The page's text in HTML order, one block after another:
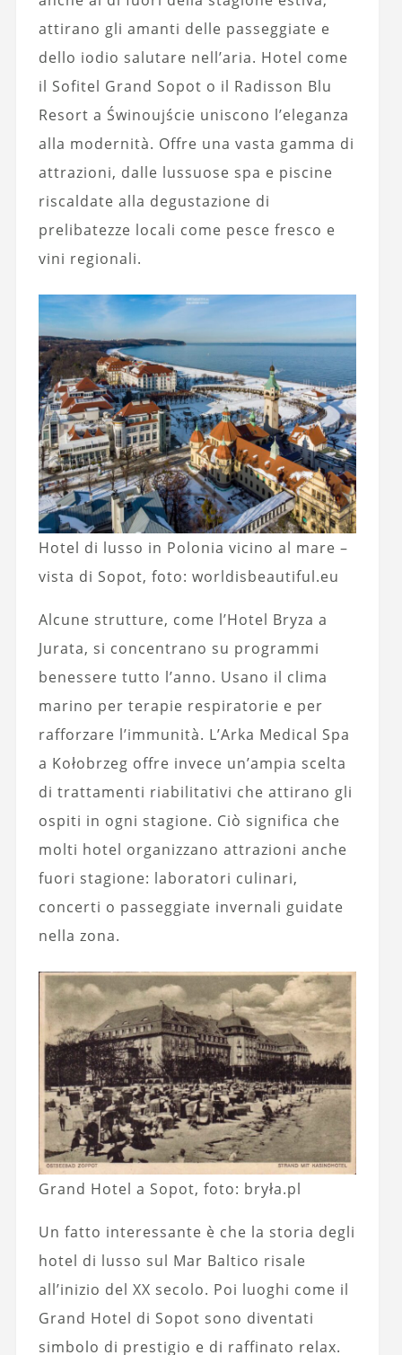
attirano gli amanti delle passeggiate e
dello iodio salutare nell’aria. Hotel come
il Sofitel Grand Sopot o il Radisson Blu
Resort a Świnoujście uniscono l’eleganza
alla modernità. Offre una vasta gamma di
attrazioni, dalle lussuose spa e piscine
riscaldate alla degustazione di
prelibatezze locali come pesce fresco e
vini regionali.
Hotel di lusso in Polonia vicino al mare –
vista di Sopot, foto: worldisbeautiful.eu
Alcune strutture, come l’Hotel Bryza a
Jurata, si concentrano su programmi
benessere tutto l’anno. Usano il clima
marino per terapie respiratorie e per
rafforzare l’immunità. L’Arka Medical Spa
a Kołobrzeg offre invece un’ampia scelta
di trattamenti riabilitativi che attirano gli
ospiti in ogni stagione. Ciò significa che
molti hotel organizzano attrazioni anche
fuori stagione: laboratori culinari,
concerti o passeggiate invernali guidate
nella zona.
Grand Hotel a Sopot, foto: bryła.pl
Un fatto interessante è che la storia degli
hotel di lusso sul Mar Baltico risale
all’inizio del XX secolo. Poi luoghi come il
Grand Hotel di Sopot sono diventati
simbolo di prestigio e di raffinato relax.